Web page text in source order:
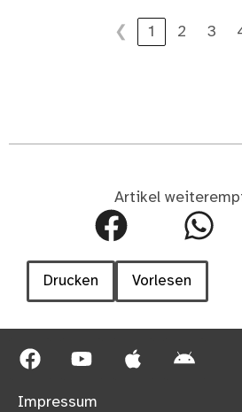
❮ 1 2 3
Artikel
Drucken Vorlesen
Impressum